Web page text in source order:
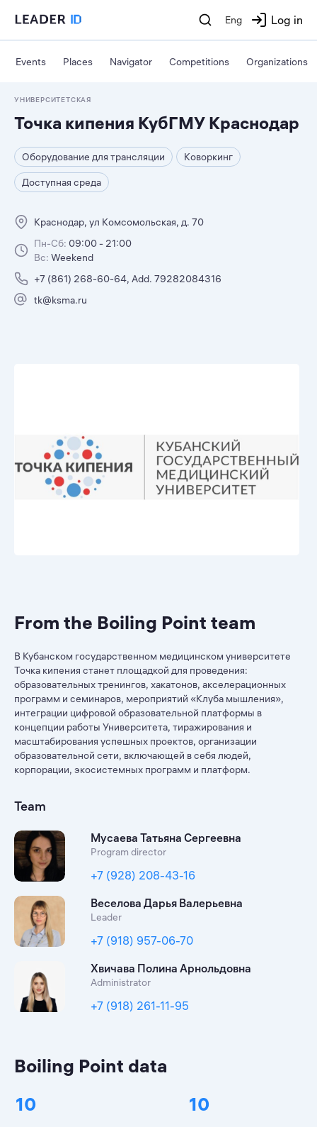
Eng Log in
Events Places Navigator Competitions Organizations
УНИВЕРСИТЕТСКАЯ
Точка кипения КубГМУ Краснодар
Оборудование для трансляции
Коворкинг
Доступная среда
Краснодар, ул Комсомольская, д. 70
Пн-Сб: 09:00 - 21:00
Вс: Weekend
+7 (861) 268-60-64, Add. 79282084316
tk@ksma.ru
From the Boiling Point team
В Кубанском государственном медицинском университете
Точка кипения станет площадкой для проведения:
образовательных тренингов, хакатонов, акселерационных
программ и семинаров, мероприятий «Клуба мышления»,
интеграции цифровой образовательной платформы в
концепции работы Университета, тиражирования и
масштабирования успешных проектов, организации
образовательной сети, включающей в себя людей,
корпорации, экосистемных программ и платформ.
Team
Мусаева Татьяна Сергеевна
Program director
+7 (928) 208-43-16
Веселова Дарья Валерьевна
Leader
+7 (918) 957-06-70
Хвичава Полина Арнольдовна
Administrator
+7 (918) 261-11-95
Boiling Point data
10
10